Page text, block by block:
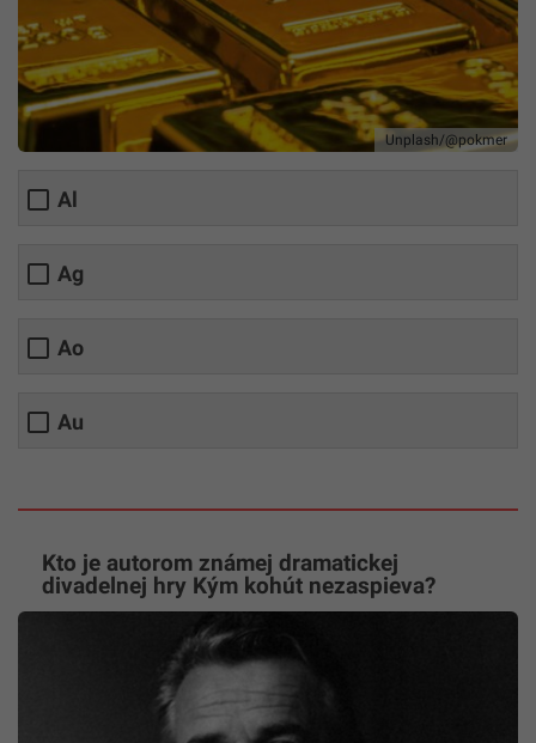
Unplash/@pokmer
Al
Ag
Ao
Au
Kto je autorom známej dramatickej
divadelnej hry Kým kohút nezaspieva?